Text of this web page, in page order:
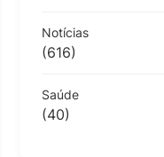
Notícias
(616)
Saúde
(40)